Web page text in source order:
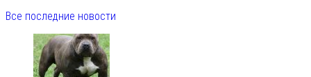
Все последние новости